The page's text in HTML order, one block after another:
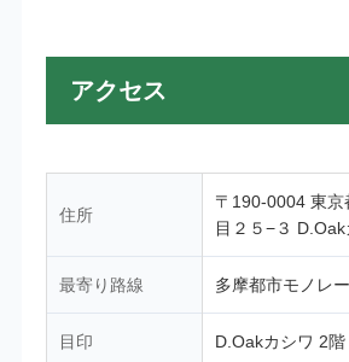
アクセス
住所
〒190-0004 東
目２５−３
最寄り路線 多摩都市モノレ
目印 D.Oakカシワ 2階